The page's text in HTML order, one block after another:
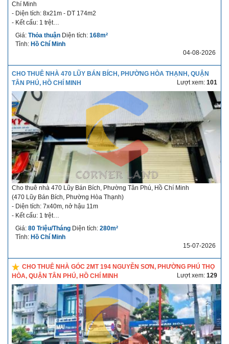
Chí Minh
- Diện tích: 8x21m - DT 174m2
- Kết cấu: 1 trệt
- Giá cho thuê: liên hệ
- Thời hạn cho thuê:
- Thời gian nhận nhà: nhận ngay
Mô tả chi tiết về nhà cho thuê: vị trí đẹp ngay ngã tư Chế Lan Viên và
đường D9, xung quanh có nhiều trường học, khu vực giao thông sầm uất,
phù hợp các chuỗi thương hiệu làm nhà hàng, cà phê,...
https://maps.app.goo.gl/TBT7DiEJ8USXzeuH6
Liên hệ:
Công ty Bất Động Sản Nhà phố Corner Land
PHAN TRUNG HIẾU
Phone: 0988959797
Email: trunghieuphan88@gmail.com
Giá: Thỏa thuận Diện tích: 168m²
Tỉnh: Hồ Chí Minh
04-08-2026
CHO THUÊ NHÀ 470 LŨY BÁN BÍCH, PHƯỜNG HÒA THẠNH, QUẬN
TÂN PHÚ, HỒ CHÍ MINH
Lượt xem: 101
Cho thuê nhà 470 Lũy Bán Bích, Phường Tân Phú, Hồ Chí Minh
(470 Lũy Bán Bích, Phường Hòa Thạnh)
- Diện tích: 7x40m, nở hậu 11m
- Kết cấu: 1 trệt
- Giá cho thuê: 80 triệu/tháng
- Thời hạn cho thuê: dài hạn
Mô tả chi tiết về nhà cho thuê: Nằm trên trục
sầm uất, khu
vực tập trung nhiều thương hiệu, ngân hàng, cửa hàng thời trang và chuỗi
F&B.
Showroom, siêu thị mini, cửa hàng nội thất,
điện máy, thời trang, nhà thuốc, ngân hàng, phòng khám, trung tâm anh
ngữ, gym, nhà hàng,cửa hàng tiện lợi....
Giá: 80 Triệu/Tháng Diện tích: 280m²
Tỉnh: Hồ Chí Minh
15-07-2026
CHO THUÊ NHÀ GÓC 2MT 194 NGUYỄN SƠN, PHƯỜNG PHÚ THỌ
HÒA, QUẬN TÂN PHÚ, HỒ CHÍ MINH
Lượt xem: 129